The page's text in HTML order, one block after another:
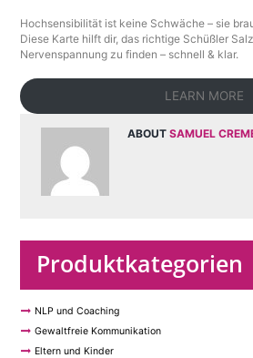
Hochsensibilität ist keine Schwäche – sie
Diese Karte hilft dir, das richtige Schüßler
Nervenspannung zu finden – schnell & klar.
LEARN MORE
ABOUT SAMUEL
Produktkategorien
NLP und Coaching
Gewaltfreie Kommunikation
Eltern und Kinder